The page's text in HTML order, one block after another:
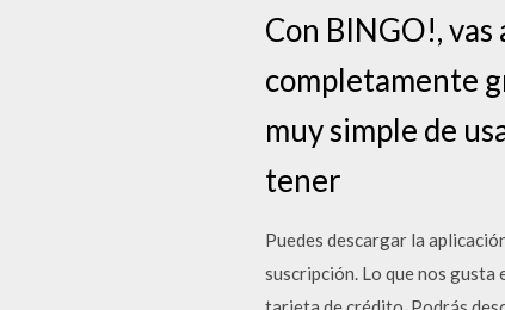
Con BINGO!,
completamente
muy simple de
tener
Puedes descargar la
suscripción. Lo que nos gusta